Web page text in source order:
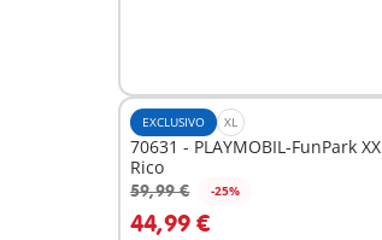
EXCLUSIVO XL
70631 - PLAYMOBIL-FunPark
Rico
59,99 € -25%
44,99 €